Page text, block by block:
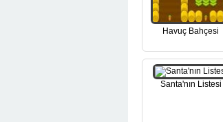
Havuç Bahçesi
Santa'nın Listesi